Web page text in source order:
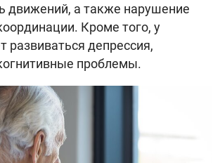
движений, а также нарушение
Кроме того, у
развиваться депрессия,
проблемы.